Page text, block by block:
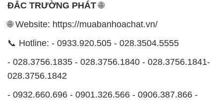
ĐẮC TRƯỜNG PHÁT🌐
🌐 Website: https://muabanhoachat.vn/
📞 Hotline: - 0933.920.505 - 028.3504.5555
- 028.3756.1835 - 028.3756.1840 - 028.3756.1841-
028.3756.1842
- 0932.660.696 - 0901.326.566 - 0906.387.866 -